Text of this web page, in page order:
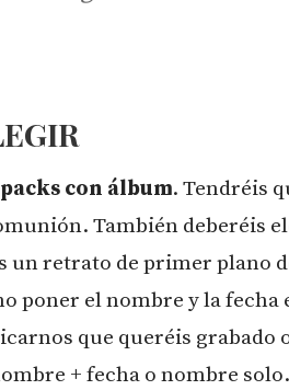
con álbum. Tendréis
También deberéis
un retrato de primer plano
poner el nombre y la fecha
que queréis grabado
+ fecha o nombre solo.